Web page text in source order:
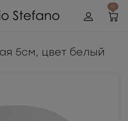
0
5см, цвет белый